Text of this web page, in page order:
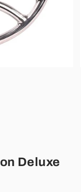
Deluxe